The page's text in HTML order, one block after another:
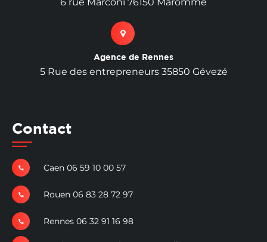
Agence de Rennes
5 Rue des entrepreneurs 35850 Gévezé
Contact
Caen 06 59 10 00 57
Rouen 06 83 28 72 97
Rennes 06 32 91 16 98